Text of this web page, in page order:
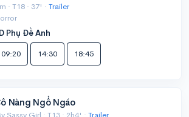
· T18 · 37' · Trailer
Phụ Đề Anh
09:20
14:30 18:45
Nàng Ngổ Ngáo
Sassy Girl · T13 · 2h4' · Trailer